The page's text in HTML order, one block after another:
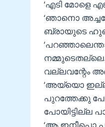
‘എടി മോളെ
‘ഞാനൊ
ബ്രായുടെ
വല്ലവന്റേം
‘അയ്യൊ
പുറത്തേക്കു
പോയിട്ടില്ല